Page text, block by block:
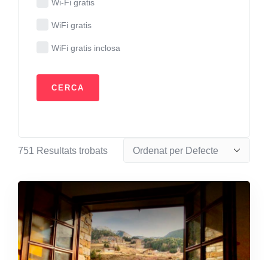
Wi-Fi gratis
WiFi gratis
WiFi gratis inclosa
751 Resultats trobats